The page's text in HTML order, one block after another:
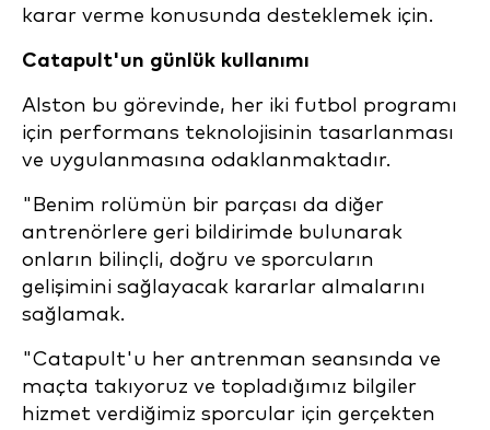
karar verme konusunda desteklemek için.
Catapult'un günlük kullanımı
Alston bu görevinde, her iki futbol programı
için performans teknolojisinin tasarlanması
ve uygulanmasına odaklanmaktadır.
"Benim rolümün bir parçası da diğer
antrenörlere geri bildirimde bulunarak
onların bilinçli, doğru ve sporcuların
gelişimini sağlayacak kararlar almalarını
sağlamak.
"Catapult'u her antrenman seansında ve
maçta takıyoruz ve topladığımız bilgiler
hizmet verdiğimiz sporcular için gerçekten